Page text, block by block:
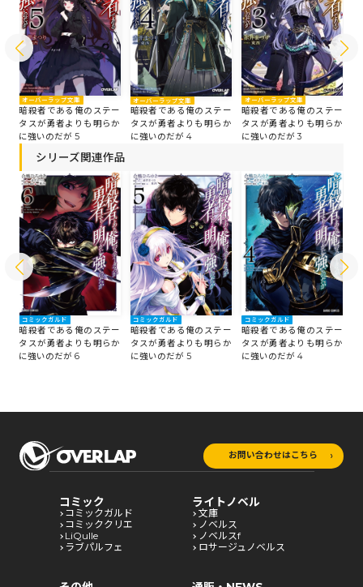
オーバーラップ文庫
暗殺者である俺のステー
タスが勇者よりも明らか
に強いのだが 5
オーバーラップ文庫
暗殺者である俺のステー
タスが勇者よりも明らか
に強いのだが 4
オーバーラップ文庫
暗殺者である俺のステー
タスが勇者よりも明らか
に強いのだが 3
シリーズ関連作品
コミックガルド
暗殺者である俺のステー
タスが勇者よりも明らか
に強いのだが 6
コミックガルド
暗殺者である俺のステー
タスが勇者よりも明らか
に強いのだが 5
コミックガルド
暗殺者である俺のステー
タスが勇者よりも明らか
に強いのだが 4
お問い合わせはこちら
コミック
コミックガルド
コミッククリエ
LiQulle
ラブパルフェ
ライトノベル
文庫
ノベルス
ノベルスf
ロサージュノベルス